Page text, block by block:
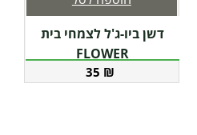
דשן ביו-ג'ל לצמחי בית
FLOWER
35 ₪